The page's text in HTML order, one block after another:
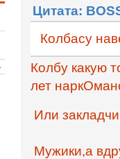
Цитата:
Колбасу
Колбу какую
лет
Или
Мужики,а